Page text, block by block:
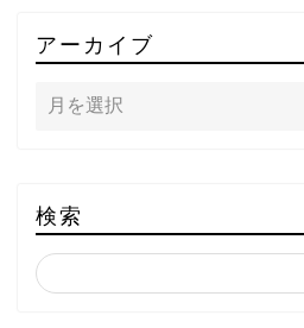
アーカイブ
検索
～DA